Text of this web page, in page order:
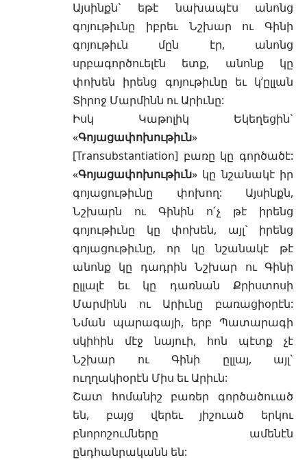
Այսինքն` եթէ նախապէս անոնց
գոյութիւնը իբրեւ Նշխար ու Գինի
գոյութիւն մըն էր, անոնց
սրբագործուելէն ետք, անոնք կը
փոխեն իրենց գոյութիւնը եւ կ’ըլլան
Տիրոջ Մարմինն ու Արիւնը:
Իսկ Կաթոլիկ Եկեղեցին`
«Գոյացափոխութիւն»
[Transubstantiation] բառը կը գործածէ:
«Գոյացափոխութիւն» կը նշանակէ իր
գոյացութիւնը փոխող: Այսինքն,
Նշխարն ու Գինին ո´չ թէ իրենց
գոյութիւնը կը փոխեն, այլ` իրենց
գոյացութիւնը, որ կը նշանակէ թէ
անոնք կը դադրին Նշխար ու Գինի
ըլլալէ եւ կը դառնան Քրիստոսի
Մարմինն ու Արիւնը բառացիօրէն:
Նման պարագայի, երբ Պատարագի
սկիհին մէջ նայուի, հոն պէտք չէ
Նշխար ու Գինի ըլլայ, այլ`
ուղղակիօրէն Միս եւ Արիւն:
Շատ հոմանիշ բառեր գործածուած
են, բայց վերեւ յիշուած երկու
բնորոշումները ամենէն
ընդհանրականն են: